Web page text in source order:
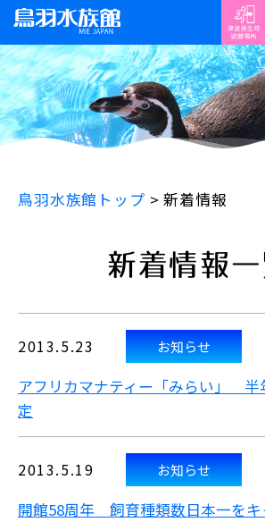
鳥羽水族館トップ >新着情報
新着情報一
2013.5.23 お知らせ
アフリカマナティー「みらい」 半
定
2013.5.19 お知らせ
開館58周年 飼育種類数日本一をキ